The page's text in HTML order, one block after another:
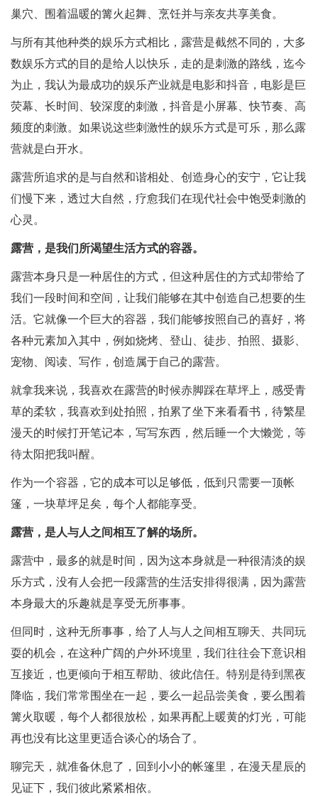
巢穴、围着温暖的篝火起舞、烹饪并与亲友共享美食。
与所有其他种类的娱乐方式相比，露营是截然不同的，大多
数娱乐方式的目的是给人以快乐，走的是刺激的路线，迄今
为止，我认为最成功的娱乐产业就是电影和抖音，电影是巨
荧幕、长时间、较深度的刺激，抖音是小屏幕、快节奏、高
频度的刺激。如果说这些刺激性的娱乐方式是可乐，那么露
营就是白开水。
露营所追求的是与自然和谐相处、创造身心的安宁，它让我
们慢下来，透过大自然，疗愈我们在现代社会中饱受刺激的
心灵。
露营，是我们所渴望生活方式的容器。
露营本身只是一种居住的方式，但这种居住的方式却带给了
我们一段时间和空间，让我们能够在其中创造自己想要的生
活。它就像一个巨大的容器，我们能够按照自己的喜好，将
各种元素加入其中，例如烧烤、登山、徒步、拍照、摄影、
宠物、阅读、写作，创造属于自己的露营。
就拿我来说，我喜欢在露营的时候赤脚踩在草坪上，感受青
草的柔软，我喜欢到处拍照，拍累了坐下来看看书，待繁星
漫天的时候打开笔记本，写写东西，然后睡一个大懒觉，等
待太阳把我叫醒。
作为一个容器，它的成本可以足够低，低到只需要一顶帐
篷，一块草坪足矣，每个人都能享受。
露营，是人与人之间相互了解的场所。
露营中，最多的就是时间，因为这本身就是一种很清淡的娱
乐方式，没有人会把一段露营的生活安排得很满，因为露营
本身最大的乐趣就是享受无所事事。
但同时，这种无所事事，给了人与人之间相互聊天、共同玩
耍的机会，在这种广阔的户外环境里，我们往往会下意识相
互接近，也更倾向于相互帮助、彼此信任。特别是待到黑夜
降临，我们常常围坐在一起，要么一起品尝美食，要么围着
篝火取暖，每个人都很放松，如果再配上暖黄的灯光，可能
再也没有比这里更适合谈心的场合了。
聊完天，就准备休息了，回到小小的帐篷里，在漫天星辰的
见证下，我们彼此紧紧相依。